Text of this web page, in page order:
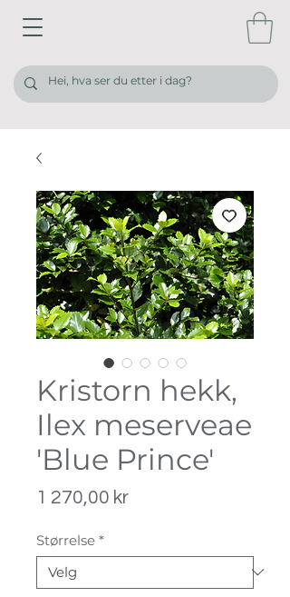
Kristorn hekk,
Ilex meserveae
'Blue Prince'
1 270,00 krPris
Størrelse *